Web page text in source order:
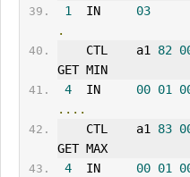
1
  IN
03
.
    CTL    a1
82
GET MIN
4
  IN
00 01
....
    CTL    a1
83
GET MAX
4
  IN
00 01